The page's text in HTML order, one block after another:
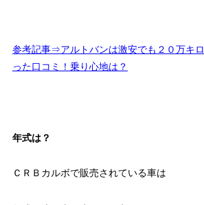
参考記事⇒アルトバンは激安でも２０万キ
った口コミ！乗り心地は？
年式は？
ＣＲＢカルボで販売されている車は